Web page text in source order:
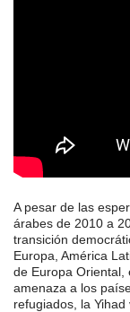
A pesar de las
árabes de 2010 a
transición
Europa, América
de Europa Oriental,
amenaza a los
refugiados, la